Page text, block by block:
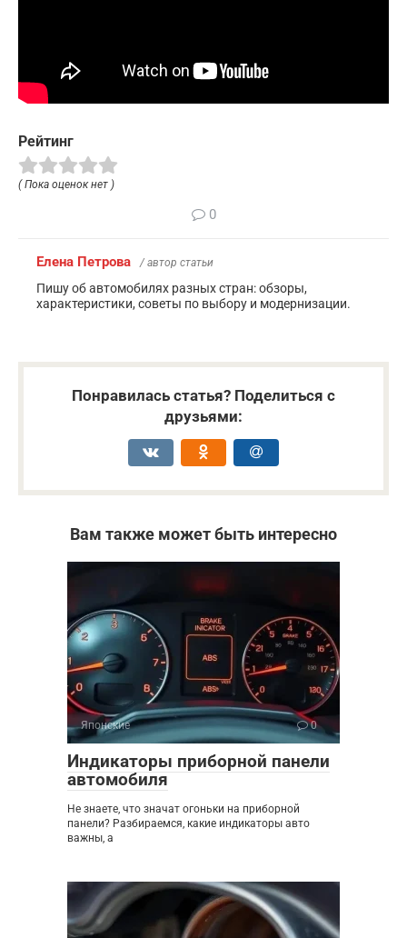
Рейтинг
( Пока оценок нет )
0
Елена Петрова / автор статьи
Пишу об автомобилях разных стран: обзоры,
характеристики, советы по выбору и модернизации.
Понравилась статья? Поделиться с
друзьями:
Вам также может быть интересно
Японские 0
Индикаторы приборной панели
автомобиля
Не знаете, что значат огоньки на приборной
панели? Разбираемся, какие индикаторы авто
важны, а